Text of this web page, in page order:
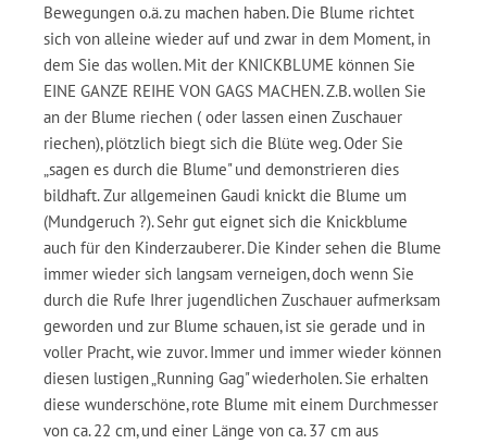
Bewegungen o.ä. zu machen haben. Die Blume richtet
sich von alleine wieder auf und zwar in dem Moment, in
dem Sie das wollen. Mit der KNICKBLUME können Sie
EINE GANZE REIHE VON GAGS MACHEN. Z.B. wollen Sie
an der Blume riechen ( oder lassen einen Zuschauer
riechen), plötzlich biegt sich die Blüte weg. Oder Sie
„sagen es durch die Blume" und demonstrieren dies
bildhaft. Zur allgemeinen Gaudi knickt die Blume um
(Mundgeruch ?). Sehr gut eignet sich die Knickblume
auch für den Kinderzauberer. Die Kinder sehen die Blume
immer wieder sich langsam verneigen, doch wenn Sie
durch die Rufe Ihrer jugendlichen Zuschauer aufmerksam
geworden und zur Blume schauen, ist sie gerade und in
voller Pracht, wie zuvor. Immer und immer wieder können
diesen lustigen „Running Gag" wiederholen. Sie erhalten
diese wunderschöne, rote Blume mit einem Durchmesser
von ca. 22 cm, und einer Länge von ca. 37 cm aus